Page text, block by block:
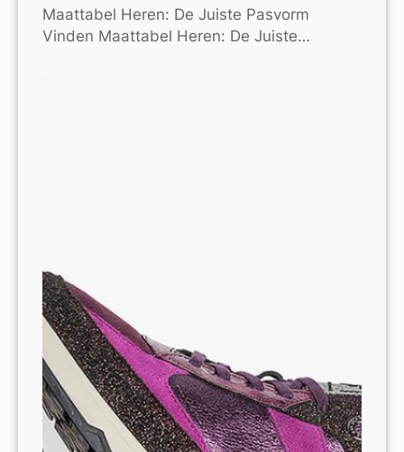
Maattabel Heren: De Juiste Pasvorm
Vinden Maattabel Heren: De Juiste…